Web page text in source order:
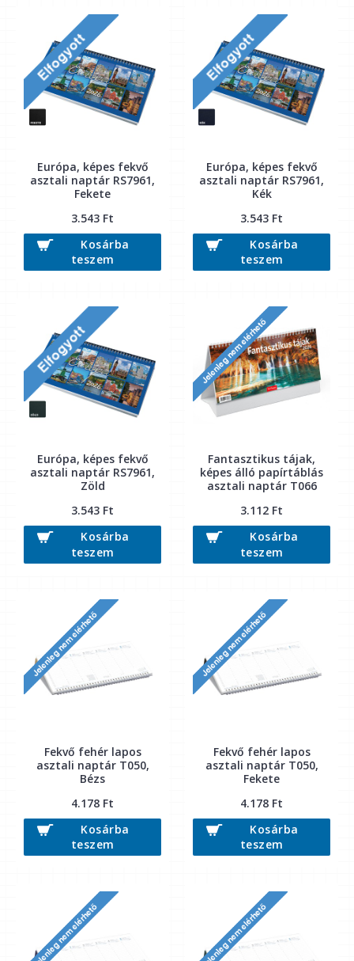
Európa, képes fekvő
asztali naptár RS7961,
Fekete
3.543 Ft
Kosárba
teszem
Európa, képes fekvő
asztali naptár RS7961,
Kék
3.543 Ft
Kosárba
teszem
Európa, képes fekvő
asztali naptár RS7961,
Zöld
3.543 Ft
Kosárba
teszem
Fantasztikus tájak,
képes álló papírtáblás
asztali naptár T066
3.112 Ft
Kosárba
teszem
Fekvő fehér lapos
asztali naptár T050,
Bézs
4.178 Ft
Kosárba
teszem
Fekvő fehér lapos
asztali naptár T050,
Fekete
4.178 Ft
Kosárba
teszem